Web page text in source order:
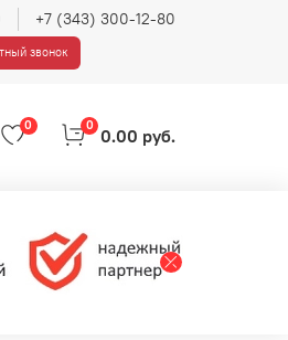
+7 (343) 300-12-80
звонок
0 0 0.00 руб.